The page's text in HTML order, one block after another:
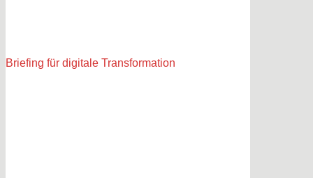
Briefing für digitale Transformation